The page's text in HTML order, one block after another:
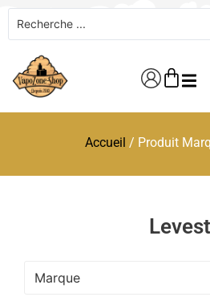
Accueil / Produit
Levest
Marque